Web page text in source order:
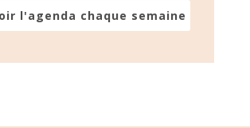
l'agenda chaque semaine